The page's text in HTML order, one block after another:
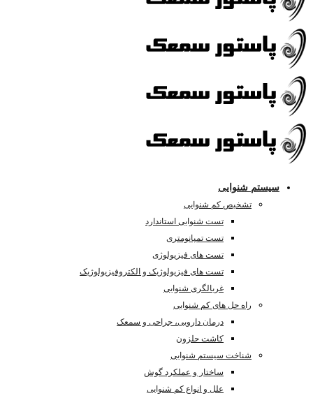
سیستم شنوایی
تشخیص کم شنوایی
تست شنوایی استاندارد
تست تمپانومتری
تست های فیزیولوژی
تست های فیزیولوژیک و الکتروفیزیولوژیک
غربالگری شنوایی
راه حل های کم شنوایی
درمان دارویی، جراحی و سمعک
کاشت حلزون
شناخت سیستم شنوایی
ساختار و عملکرد گوش
علل و انواع کم شنوایی